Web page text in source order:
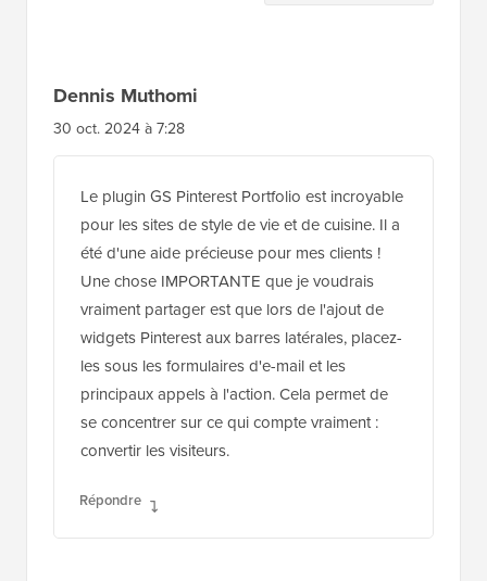
Dennis Muthomi
30 oct. 2024 à 7:28
Le plugin GS Pinterest Portfolio est incroyable
pour les sites de style de vie et de cuisine. Il a
été d'une aide précieuse pour mes clients !
Une chose IMPORTANTE que je voudrais
vraiment partager est que lors de l'ajout de
widgets Pinterest aux barres latérales, placez-
les sous les formulaires d'e-mail et les
principaux appels à l'action. Cela permet de
se concentrer sur ce qui compte vraiment :
convertir les visiteurs.
Répondre